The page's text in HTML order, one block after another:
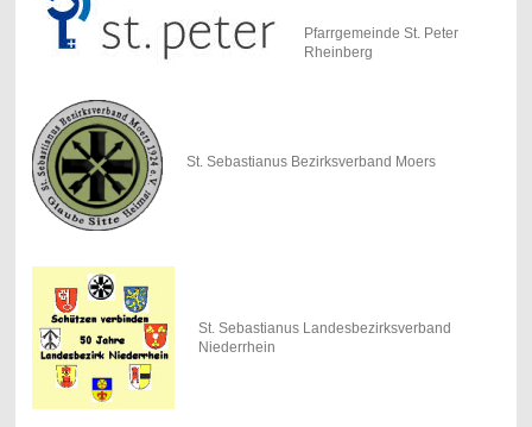
Pfarrgemeinde St. Peter
Rheinberg
St. Sebastianus Bezirksverband Moers
St. Sebastianus Landesbezirksverband
Niederrhein